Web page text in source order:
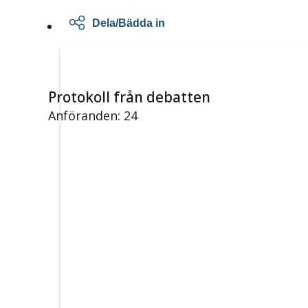
Dela/Bädda in
Protokoll från debatten
Anföranden: 24